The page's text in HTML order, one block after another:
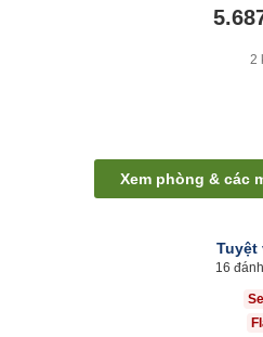
2
Xem phòng & các
Tuyệt
16